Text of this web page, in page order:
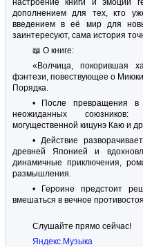
настроение книги и эмоции
дополнением для тех, кто
введением в её мир для
заинтересуют, сама история
📖 О книге:
«Волчица, покорившая
фэнтези, повествующее о
Порядка.
• После превращения в
неожиданных союзников:
могущественной кицунэ Каю и
• Действие
древней Японией и
динамичные приключения,
размышления.
• Героине предстоит
вмешаться в вечное
Слушайте прямо сейчас!
Яндекс.Музыка